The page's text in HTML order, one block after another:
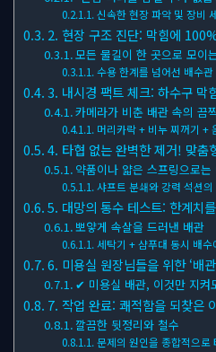
신속한 현장 파악 및 장비
2. 현장 구조 진단: 막힘에
모든 물길이 한 곳으로 모이
수용 한계를 넘어선 배수관
3. 내시경 팩트 체크: 하수구 막
카메라가 비춘 배관 속의 끔
머리카락 + 비누 찌꺼기 +
4. 타협 없는 완벽한 제거! 맞
약품이나 얇은 스프링으로는
샤프트 분쇄와 강력 석션의
5. 대망의 통수 테스트: 한계치
뽀얗게 속살을 드러낸 배관
세탁기 + 샴푸대 동시 배
6. 미용실 원장님들을 위한 ‘배
✔ 미용실 배관, 이것만 지켜
7. 작업 완료: 쾌적함을 되찾은
깔끔한 뒷정리와 철수
문제의 원인을 종합적으로